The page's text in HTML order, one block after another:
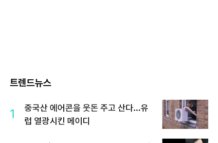
트렌드뉴스
1
중국산 에어콘을 웃돈 주고 산다...유
럽 열광시킨 메이디